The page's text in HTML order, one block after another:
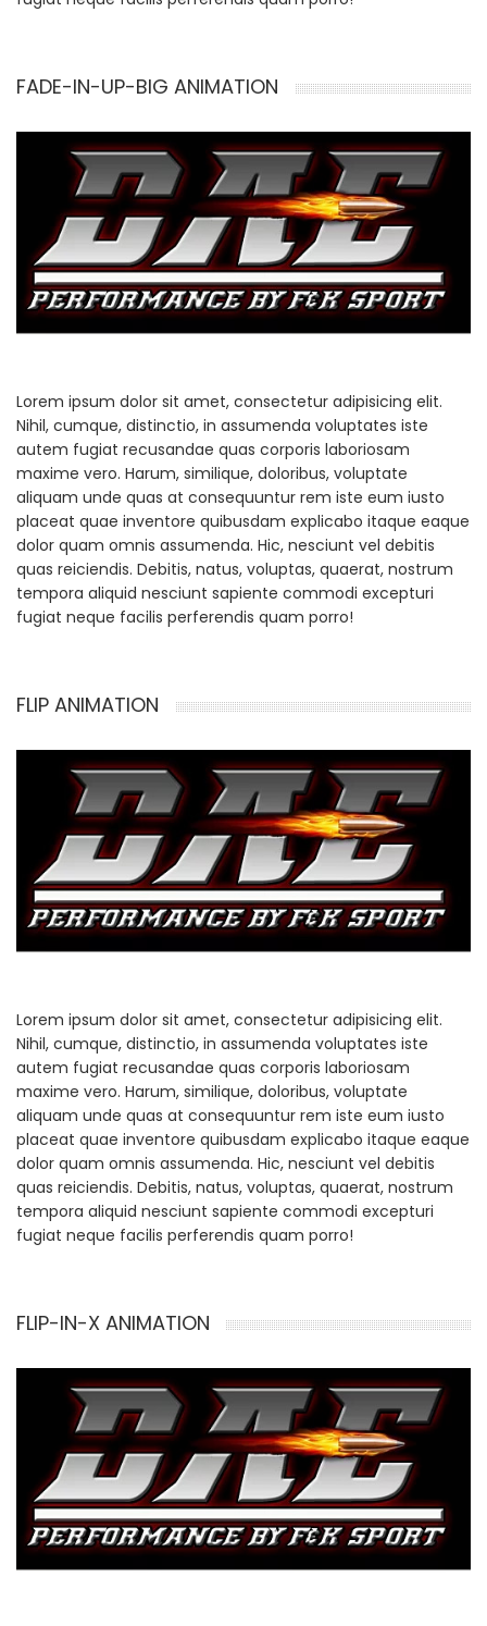
FADE-IN-UP-BIG ANIMATION
Lorem ipsum dolor sit amet, consectetur adipisicing elit.
Nihil, cumque, distinctio, in assumenda voluptates iste
autem fugiat recusandae quas corporis laboriosam
maxime vero. Harum, similique, doloribus, voluptate
aliquam unde quas at consequuntur rem iste eum iusto
placeat quae inventore quibusdam explicabo itaque eaque
dolor quam omnis assumenda. Hic, nesciunt vel debitis
quas reiciendis. Debitis, natus, voluptas, quaerat, nostrum
tempora aliquid nesciunt sapiente commodi excepturi
fugiat neque facilis perferendis quam porro!
FLIP ANIMATION
Lorem ipsum dolor sit amet, consectetur adipisicing elit.
Nihil, cumque, distinctio, in assumenda voluptates iste
autem fugiat recusandae quas corporis laboriosam
maxime vero. Harum, similique, doloribus, voluptate
aliquam unde quas at consequuntur rem iste eum iusto
placeat quae inventore quibusdam explicabo itaque eaque
dolor quam omnis assumenda. Hic, nesciunt vel debitis
quas reiciendis. Debitis, natus, voluptas, quaerat, nostrum
tempora aliquid nesciunt sapiente commodi excepturi
fugiat neque facilis perferendis quam porro!
FLIP-IN-X ANIMATION